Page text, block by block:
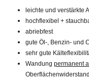
leichte und verstärkte
hochflexibel +
abriebfest
gute Öl-, Benzin- und
sehr gute
Wandung permanent